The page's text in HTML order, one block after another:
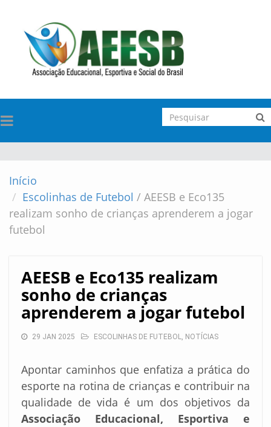
TOGGLE
NAVIGATION
Início
Escolinhas de Futebol / AEESB e Eco135
realizam sonho de crianças aprenderem a jogar
futebol
AEESB e Eco135 realizam
sonho de crianças
aprenderem a jogar futebol
29 JAN 2025 ESCOLINHAS DE FUTEBOL, NOTÍCIAS
Apontar caminhos que enfatiza a prática do
esporte na rotina de crianças e contribuir na
qualidade de vida é um dos objetivos da
Associação Educacional, Esportiva e